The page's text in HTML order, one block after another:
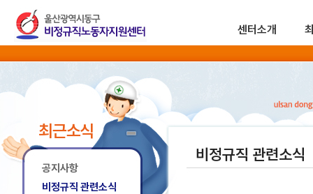
센터소개
최근소식
공지사항
비정규직 관련소식
비정규직 관련소식